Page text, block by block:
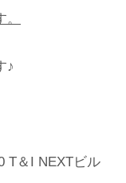
♪
T＆I NEXTビル